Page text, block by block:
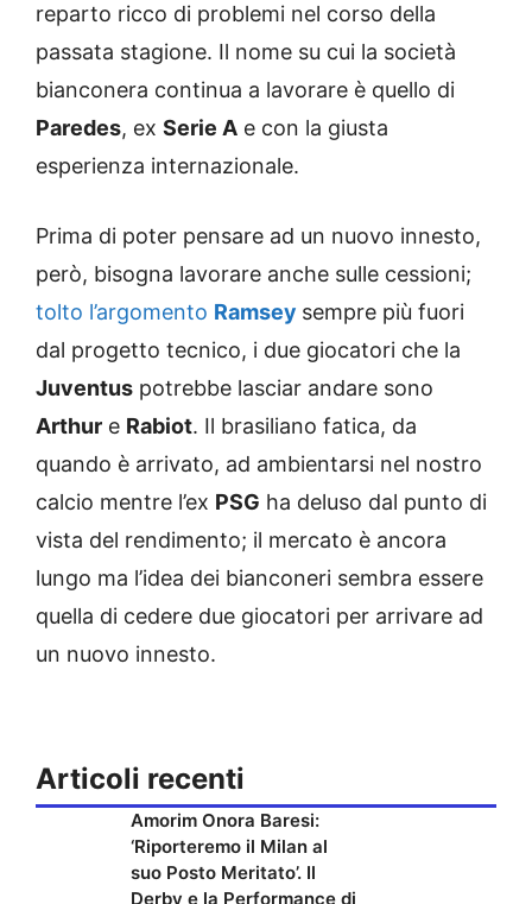
reparto ricco di problemi nel corso della
passata stagione. Il nome su cui la società
bianconera continua a lavorare è quello di
Paredes, ex Serie A e con la giusta
esperienza internazionale.
Prima di poter pensare ad un nuovo innesto,
però, bisogna lavorare anche sulle cessioni;
tolto l’argomento Ramsey sempre più fuori
dal progetto tecnico, i due giocatori che la
Juventus potrebbe lasciar andare sono
Arthur e Rabiot. Il brasiliano fatica, da
quando è arrivato, ad ambientarsi nel nostro
calcio mentre l’ex PSG ha deluso dal punto di
vista del rendimento; il mercato è ancora
lungo ma l’idea dei bianconeri sembra essere
quella di cedere due giocatori per arrivare ad
un nuovo innesto.
Articoli recenti
Amorim Onora Baresi:
‘Riporteremo il Milan al
suo Posto Meritato’. Il
Derby e la Performance di